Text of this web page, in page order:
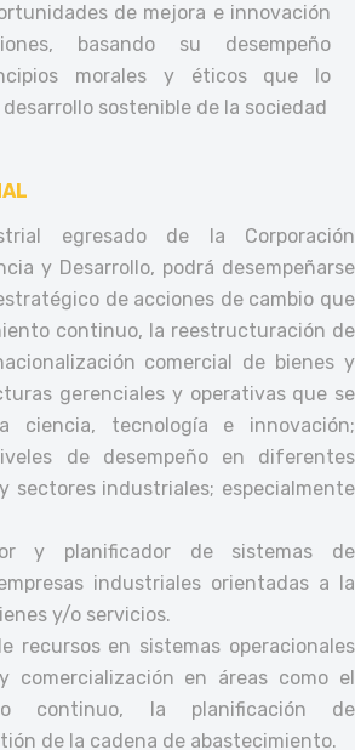
de mejora e innovación
basando su desempeño
morales y éticos que lo
sostenible de la sociedad
egresado de la Corporación
y Desarrollo, podrá desempeñarse
de acciones de cambio que
continuo, la reestructuración de
comercial de bienes y
gerenciales y operativas que se
ciencia, tecnología e innovación;
de desempeño en diferentes
sectores industriales; especialmente
y planificador de sistemas de
industriales orientadas a la
y/o servicios.
recursos en sistemas operacionales
comercialización en áreas como el
continuo, la planificación de
de la cadena de abastecimiento.